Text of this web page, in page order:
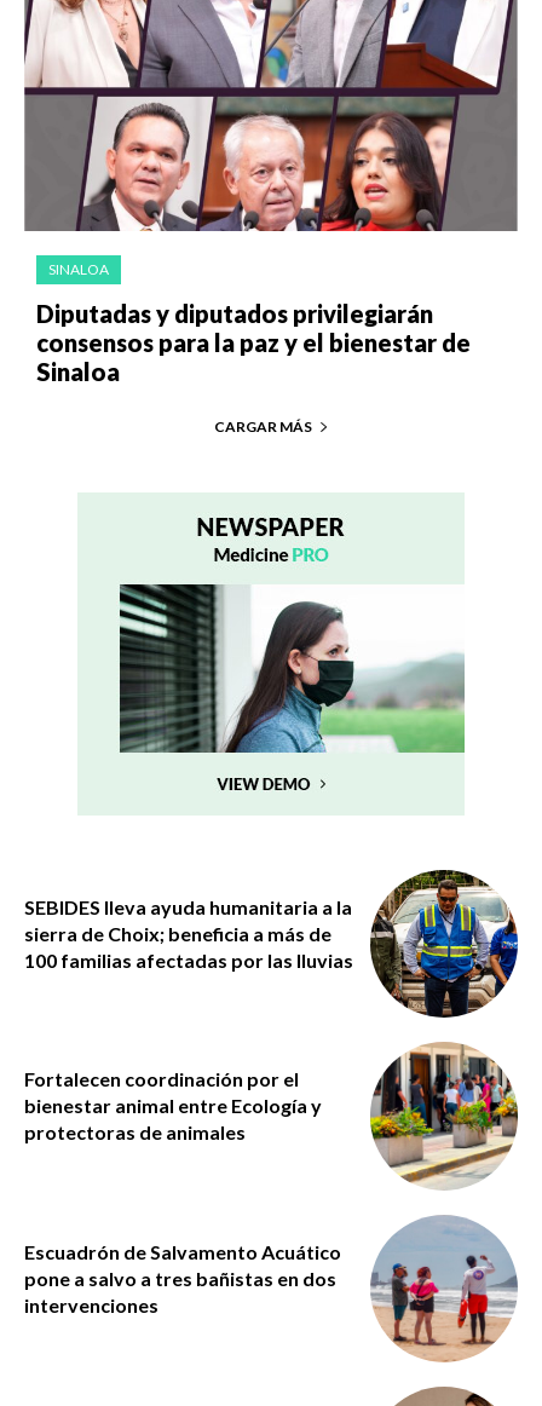
SINALOA
Diputadas y diputados privilegiarán
consensos para la paz y el bienestar de
Sinaloa
CARGAR MÁS
SEBIDES lleva ayuda humanitaria a la
sierra de Choix; beneficia a más de
100 familias afectadas por las lluvias
Fortalecen coordinación por el
bienestar animal entre Ecología y
protectoras de animales
Escuadrón de Salvamento Acuático
pone a salvo a tres bañistas en dos
intervenciones